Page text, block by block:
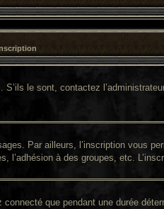
le sont, contactez
Par ailleurs, l’inscription vous
à des groupes, etc.
que pendant une durée